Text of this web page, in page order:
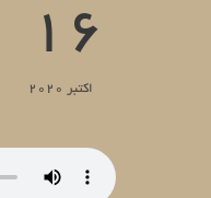
16
اکتبر 2020